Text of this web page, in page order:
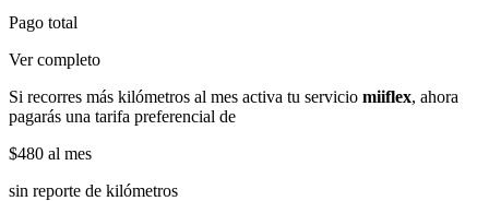
Pago total
Ver completo
Si recorres más kilómetros al mes activa tu servicio miiflex, ahora
pagarás una tarifa preferencial de
$480 al mes
sin reporte de kilómetros